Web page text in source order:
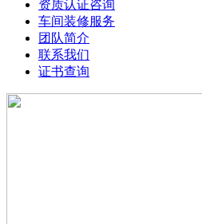
资质认证咨询
车间装修服务
团队简介
联系我们
证书查询